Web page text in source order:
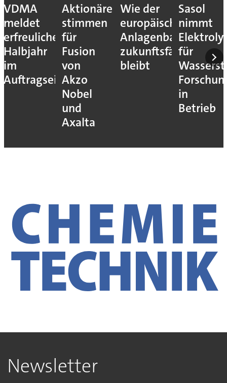
VDMA
meldet
erfreuliches
Halbjahr
im
Auftragseingang
Aktionäre
stimmen
für
Fusion
von
Akzo
Nobel
und
Axalta
Wie der
europäische
Anlagenbau
zukunftsfähig
bleibt
Sasol
nimmt
für
in
Betrieb
Newsletter